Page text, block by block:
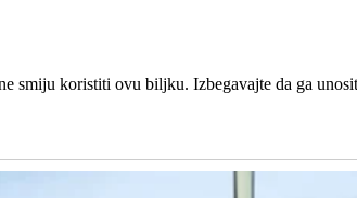
smiju koristiti ovu biljku. Izbegavajte da ga